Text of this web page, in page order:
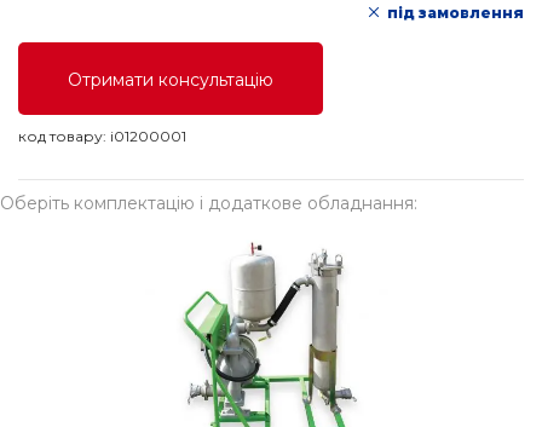
під замовлення
Отримати консультацію
код товару: i01200001
Оберіть комплектацію і додаткове обладнання: